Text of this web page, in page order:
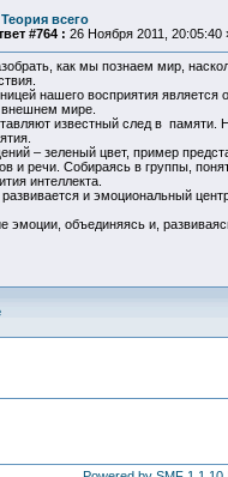
всего
#764 : 26 Ноября 2011, 20:05:40
как мы познаем мир,
нашего восприятия
мире.
известный след в памяти.
– зеленый цвет, пример
и речи. Собираясь в группы,
интеллекта.
и эмоциональный
эмоции, объединяясь и,